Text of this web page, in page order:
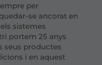
per
se ancorat en
sistemes
portem 25 anys
seus productes
i en aquest